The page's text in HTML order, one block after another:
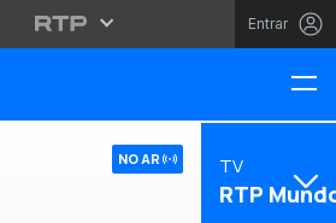
Entrar
NO AR TV
RTP